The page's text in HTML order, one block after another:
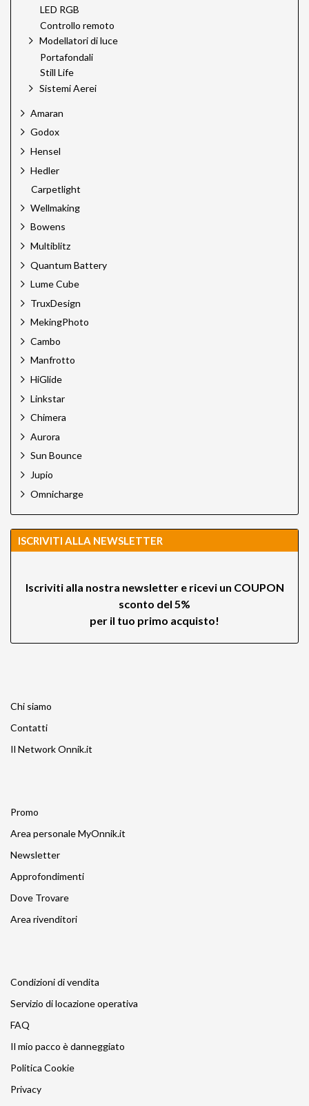
LED RGB
Controllo remoto
Modellatori di luce
Portafondali
Still Life
Sistemi Aerei
Amaran
Godox
Hensel
Hedler
Carpetlight
Wellmaking
Bowens
Multiblitz
Quantum Battery
Lume Cube
TruxDesign
MekingPhoto
Cambo
Manfrotto
HiGlide
Linkstar
Chimera
Aurora
Sun Bounce
Jupio
Omnicharge
ISCRIVITI ALLA NEWSLETTER
Iscriviti alla nostra newsletter e ricevi un COUPON
sconto del 5%
per il tuo primo acquisto!
Chi siamo
Contatti
Il Network Onnik.it
Promo
Area personale MyOnnik.it
Newsletter
Approfondimenti
Dove Trovare
Area rivenditori
Condizioni di vendita
Servizio di locazione operativa
FAQ
Il mio pacco è danneggiato
Politica Cookie
Privacy